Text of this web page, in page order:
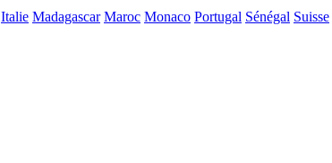
Italie Madagascar Maroc Monaco Portugal Sénégal Suisse